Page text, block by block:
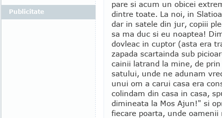
pare si acum un obicei
dintre toate. La noi, in
dar in satele din jur, copiii
sa ma duc si eu noaptea!
dovleac in cuptor (asta era
zapada scartainda sub
cainii latrand la mine, de
satului, unde ne adunam
unui om a carui casa era
colindam din casa in casa,
dimineata la Mos Ajun!" si
fiecare poarta, unde oamenii
Publicitate